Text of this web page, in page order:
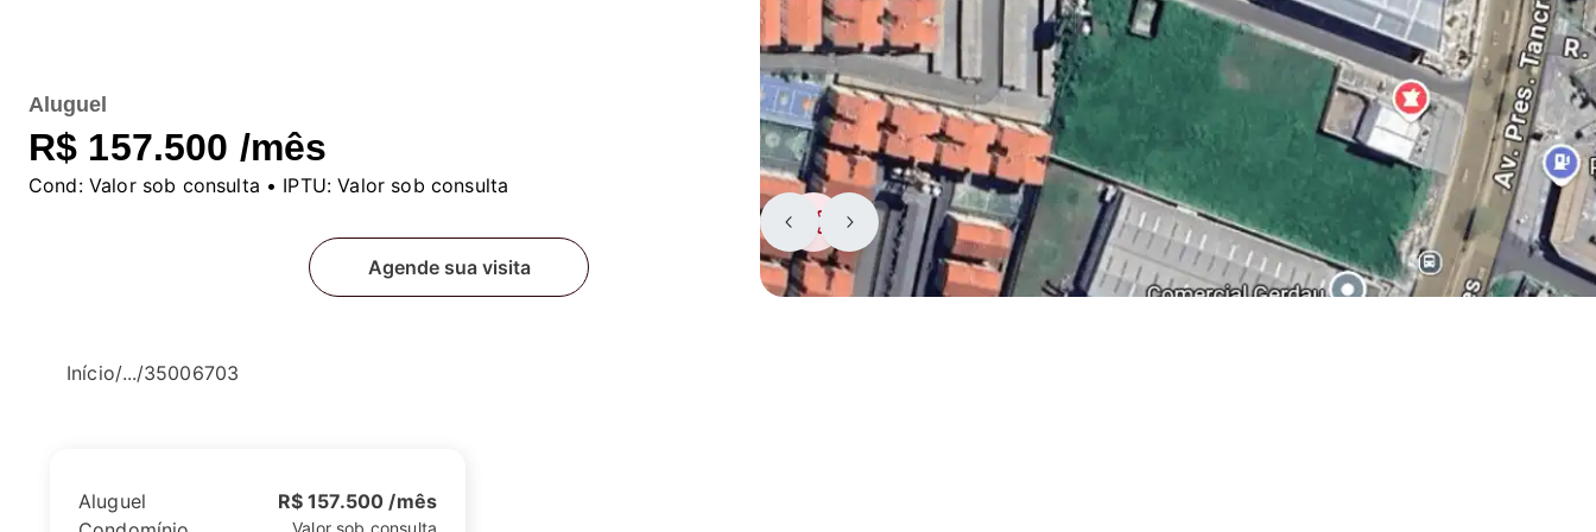
Aluguel
R$ 157.500 /mês
Cond:Valor sob consulta • IPTU: Valor sob consulta
Agende sua visita
Início/.../35006703
Aluguel
R$ 157.500 /mês
Valor sob consulta